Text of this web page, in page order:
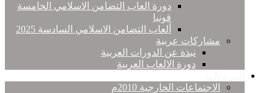
دورة العاب التضامن الاسلامي الخامسة
قونيا
ألعاب التضامن الاسلامي السادسة 2025
مشاركات عربية
نبذة عن الدورات العربية
دورة الالعاب العربية
الاجتماعات الخارجية 2010م